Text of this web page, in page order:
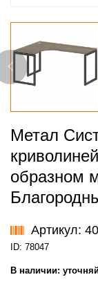
Метал
образном
Артикул:
ID: 78047
В наличии: